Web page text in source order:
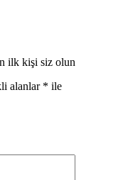
ilk kişi siz olun
alanlar * ile